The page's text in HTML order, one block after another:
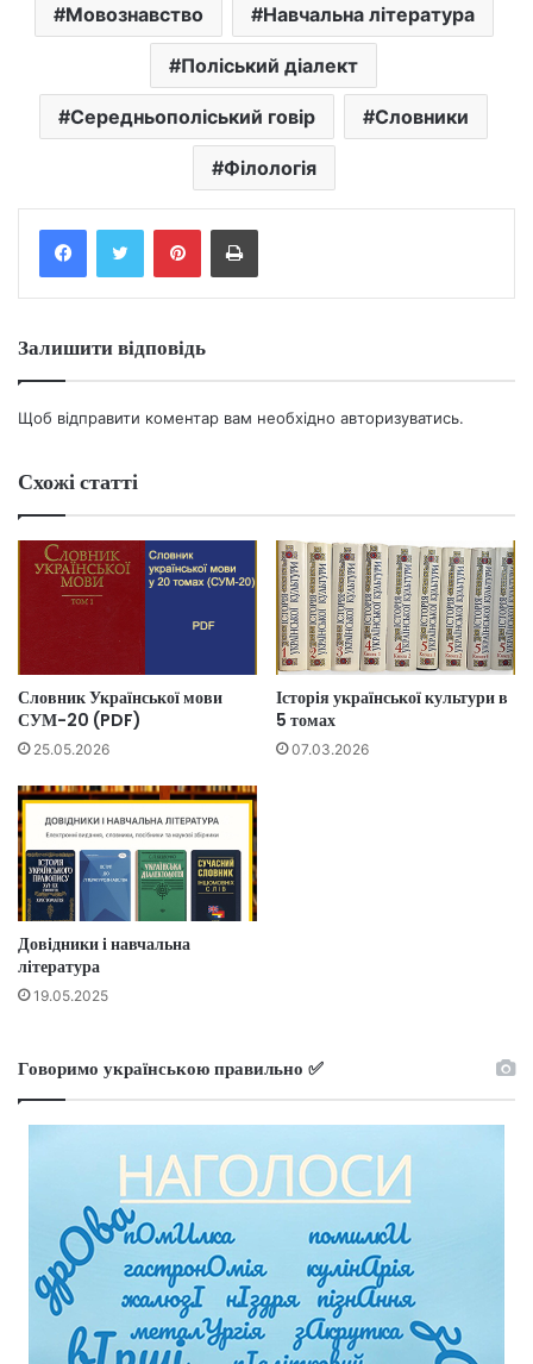
Мовознавство Навчальна література
Поліський діалект
Середньополіський говір Словники
Філологія
FacebookTwitter PinterestPrint
Залишити відповідь
Щоб відправити коментар вам необхідно авторизуватись.
Схожі статті
Словник Української мови
СУМ-20 (PDF)
25.05.2026
Історія української культури в
5 томах
07.03.2026
Довідники і навчальна
література
19.05.2025
Говоримо українською правильно ✅